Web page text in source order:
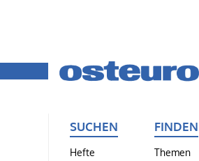
SUCHEN
Hefte
FINDEN
Themen